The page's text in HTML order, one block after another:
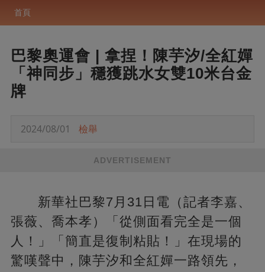
首頁
巴黎奧運會 | 拿捏！陳芋汐/全紅嬋
「神同步」穩獲跳水女雙10米台金
牌
2024/08/01 檢舉
ADVERTISEMENT
新華社巴黎7月31日電（記者李嘉、
張薇、喬本孝）「從側面看完全是一個
人！」「簡直是復制粘貼！」在現場的
驚嘆聲中，陳芋汐和全紅嬋一路領先，